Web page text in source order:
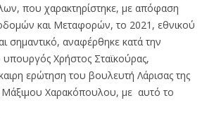
που χαρακτηρίστηκε, με απόφαση
και Μεταφορών, το 2021, εθνικού
σημαντικό, αναφέρθηκε κατά την
Χρήστος Σταϊκούρας,
ερώτηση του βουλευτή Λάρισας της
Μάξιμου Χαρακόπουλου, με αυτό το